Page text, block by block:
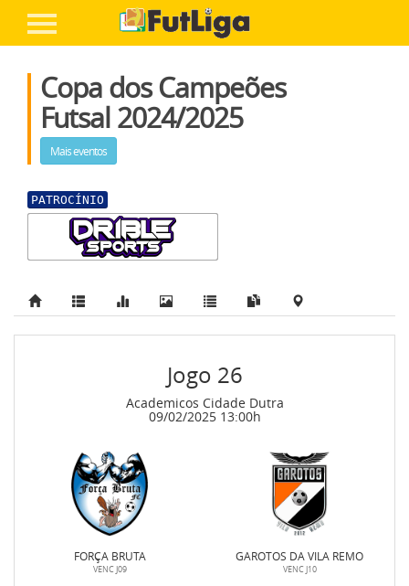
Entre ou cadastre-se
FairPlay FutLiga
A Liga
Competições
+ Futebol
Inscreva Seu Time
-
Atendimento
Como funciona
Copa dos Campeões
Futsal 2024/2025
Mais eventos
PATROCÍNIO
Jogo 26
Academicos Cidade Dutra
09/02/2025 13:00h
FORÇA BRUTA
VENC J09
GAROTOS DA VILA REMO
VENC J10